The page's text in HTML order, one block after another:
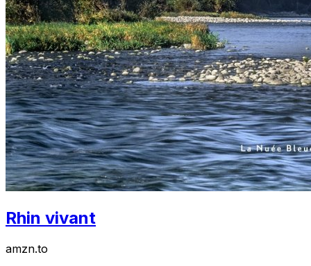
Rhin vivant
amzn.to